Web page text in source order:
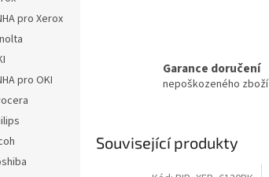
pro Xerox
pro OKI
Garance doručení
nepoškozeného zboží
Související produkty